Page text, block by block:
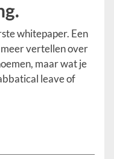
whitepaper. Een
vertellen over
maar wat je
leave of